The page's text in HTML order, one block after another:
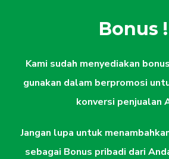
Bonus !
Kami sudah menyediakan
gunakan dalam berpromosi
konversi penjualan
Jangan lupa untuk
sebagai Bonus pribadi dari